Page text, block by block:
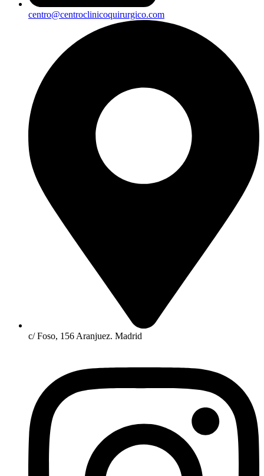
centro@centroclinicoquirurgico.com
c/ Foso, 156 Aranjuez. Madrid